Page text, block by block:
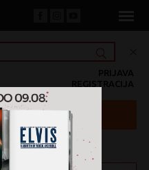
REGISTRACIJA
PRIJAVA
KATEGORIJA